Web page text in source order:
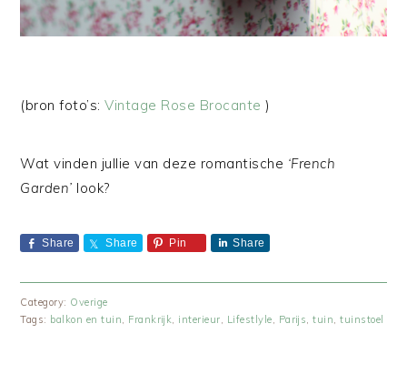
(bron foto’s:Vintage Rose Brocante )
Wat vinden jullie van deze romantische ‘French
Garden’ look?
Share Share Pin Share
Category: Overige
Tags: balkon en tuin Frankrijk interieur Lifestlyle Parijs ,tuin ,tuinstoel